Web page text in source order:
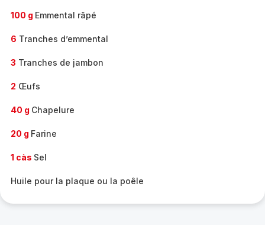
100 g Emmental râpé
6 Tranches d’emmental
3 Tranches de jambon
2 Œufs
40 g Chapelure
20 g Farine
1 càs Sel
Huile pour la plaque ou la poêle